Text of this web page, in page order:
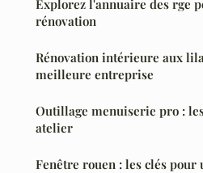
Explorez l'annuaire des rge
rénovation
Rénovation intérieure aux
meilleure entreprise
Outillage menuiserie pro :
atelier
Fenêtre rouen : les clés